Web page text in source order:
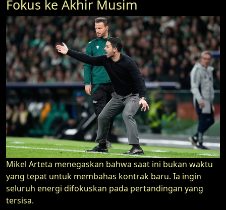
Fokus ke Akhir Musim
Mikel Arteta menegaskan bahwa saat ini bukan waktu
yang tepat untuk membahas kontrak baru. Ia ingin
seluruh energi difokuskan pada pertandingan yang
tersisa.